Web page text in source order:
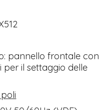
pannello frontale con
per il settaggio delle